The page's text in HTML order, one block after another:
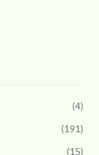
(4)
(191)
(15)